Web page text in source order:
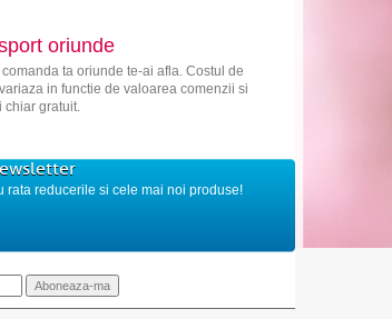
oriunde
comanda ta oriunde te-ai afla. Costul de
in functie de valoarea comenzii si
chiar gratuit.
rata reducerile si cele mai noi produse!